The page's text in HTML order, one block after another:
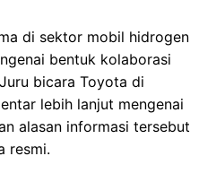
di sektor mobil hidrogen
bentuk kolaborasi
bicara Toyota di
lebih lanjut mengenai
alasan informasi tersebut
resmi.